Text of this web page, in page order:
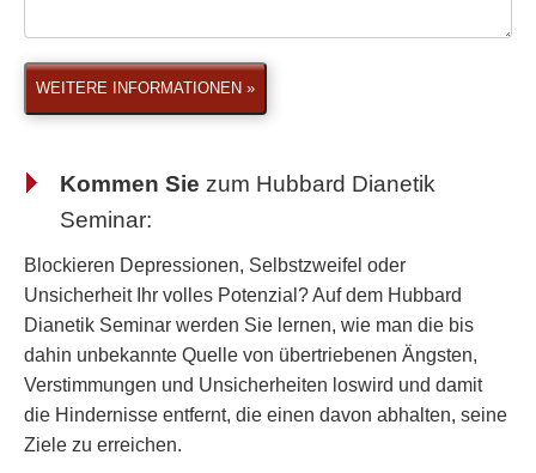
WEITERE INFORMATIONEN »
Kommen Sie zum Hubbard Dianetik
Seminar:
Blockieren Depressionen, Selbstzweifel oder
Unsicherheit Ihr volles Potenzial? Auf dem Hubbard
Dianetik Seminar werden Sie lernen, wie man die bis
dahin unbekannte Quelle von übertriebenen Ängsten,
Verstimmungen und Unsicherheiten loswird und damit
die Hindernisse entfernt, die einen davon abhalten, seine
Ziele zu erreichen.